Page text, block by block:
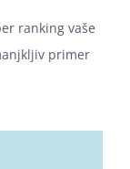
ranking vaše
primer